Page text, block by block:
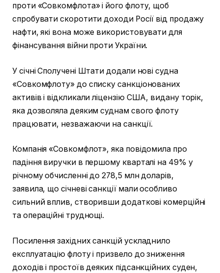
проти «Совкомфлота» і його флоту, щоб
спробувати скоротити доходи Росії від продажу
нафти, які вона може використовувати для
фінансування війни проти України.
У січні Сполучені Штати додали нові судна
«Совкомфлоту» до списку санкціонованих
активів і відкликали ліцензію США, видану торік,
яка дозволяла деяким суднам свого флоту
працювати, незважаючи на санкції.
Компанія «Совкомфлот», яка повідомила про
падіння виручки в першому кварталі на 49% у
річному обчисленні до 278,5 млн доларів,
заявила, що січневі санкції мали особливо
сильний вплив, створивши додаткові комерційні
та операційні труднощі.
Посилення західних санкцій ускладнило
експлуатацію флоту і призвело до зниження
доходів і простоїв деяких підсанкційних суден,